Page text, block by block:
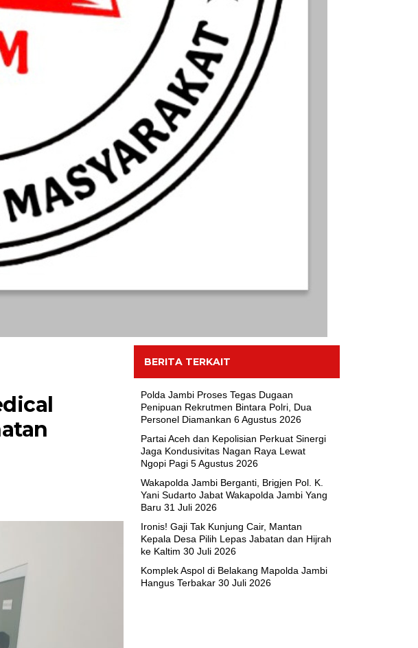
BERITA TERKAIT
Polda Jambi Proses Tegas Dugaan
Penipuan Rekrutmen Bintara Polri, Dua
Personel Diamankan 6 Agustus 2026
Partai Aceh dan Kepolisian Perkuat Sinergi
Jaga Kondusivitas Nagan Raya Lewat
Ngopi Pagi 5 Agustus 2026
Wakapolda Jambi Berganti, Brigjen Pol. K.
Yani Sudarto Jabat Wakapolda Jambi Yang
Baru 31 Juli 2026
Ironis! Gaji Tak Kunjung Cair, Mantan
Kepala Desa Pilih Lepas Jabatan dan Hijrah
ke Kaltim 30 Juli 2026
Komplek Aspol di Belakang Mapolda Jambi
Hangus Terbakar 30 Juli 2026